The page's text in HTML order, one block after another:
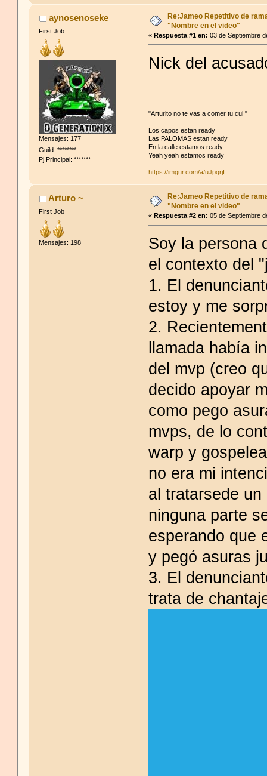
aynosenoseke
First Job
Mensajes: 177
Guild: ********
Pj Principal: *******
Re:Jameo Repetitivo de
"Nombre en el video"
«Respuesta #1 en: 03 de Septiembre
Nick del
"Arturito no te vas a comer tu cui "
Los capos estan ready
Las PALOMAS estan ready
En la calle estamos ready
Yeah yeah estamos ready
https://imgur.com/a/uJpqrjI
Arturo ~
First Job
Mensajes: 198
Re:Jameo Repetitivo de
"Nombre en el video"
« Respuesta #2 en: 05 de Septiembre
Soy la persona
el contexto del
1. El
estoy y me
2.
llamada había
del mvp (creo
decido apoyar
como pego
mvps, de lo
warp y
no era mi
al tratarsede
ninguna parte
esperando que
y pegó asuras
3. El
trata de